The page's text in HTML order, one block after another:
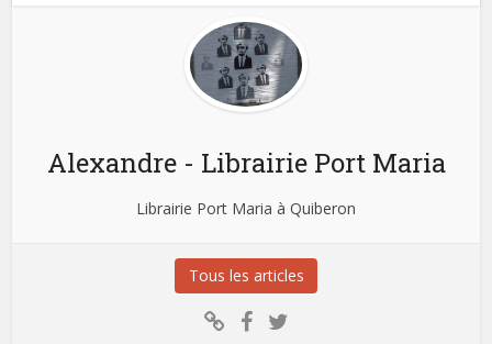
Alexandre - Librairie Port Maria
Librairie Port Maria à Quiberon
Tous les articles